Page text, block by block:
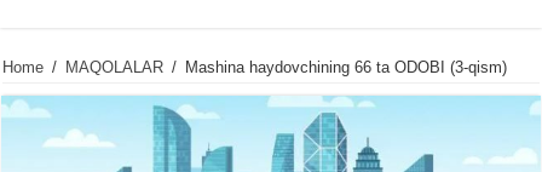
Home / MAQOLALAR / Mashina haydovchining 66 ta ODOBI (3-qism)